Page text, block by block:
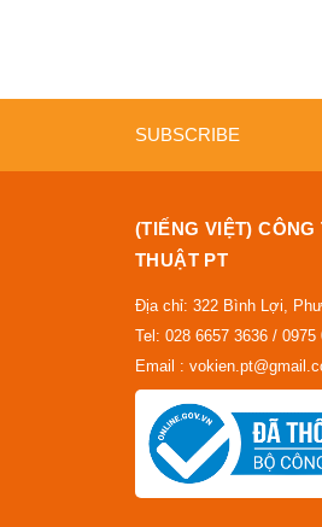
SUBSCRIBE
(TIẾNG VIỆT)
THUẬT PT
Địa chỉ: 322 Bình Lợi,
Tel: 028 6657 3636 /
Email :